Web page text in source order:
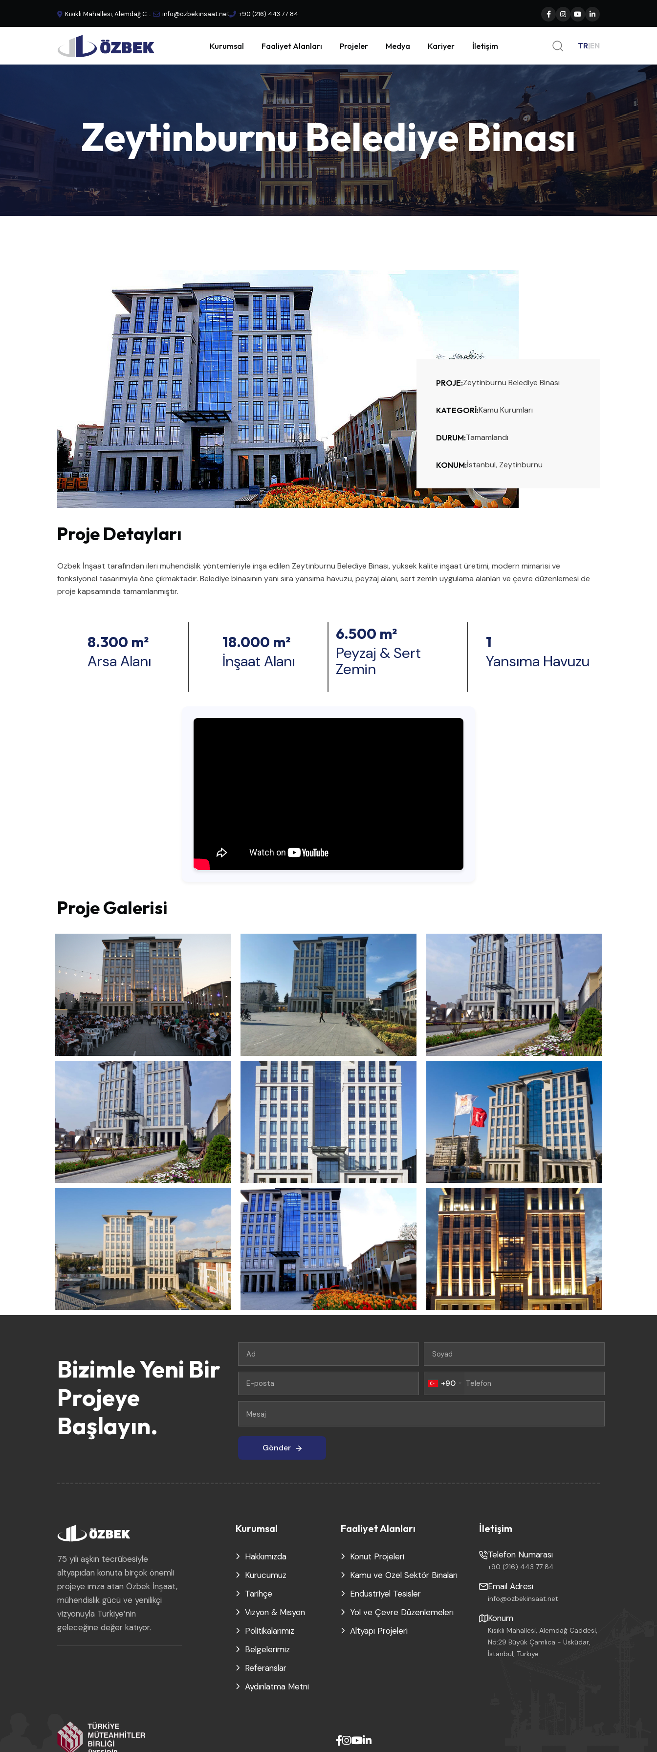
Kısıklı Mahallesi, Alemdağ Caddesi, No:29 Büyük Çamlıca - Üsküdar, İstanbul, Türkiye info@ozbekinsaat.net +90 (216) 443 77 84
Kurumsal Faaliyet Alanları Projeler Medya Kariyer İletişim TR|EN
ZeytinburnuBelediyeBinası
PROJE:Zeytinburnu Belediye Binası
KATEGORI:Kamu Kurumları
DURUM:Tamamlandı
KONUM:İstanbul, Zeytinburnu
Proje Detayları
Özbek İnşaat tarafından ileri mühendislik yöntemleriyle inşa edilen Zeytinburnu Belediye Binası, yüksek kalite inşaat üretimi, modern mimarisi ve
fonksiyonel tasarımıyla öne çıkmaktadır. Belediye binasının yanı sıra yansıma havuzu, peyzaj alanı, sert zemin uygulama alanları ve çevre düzenlemesi de
proje kapsamında tamamlanmıştır.
8.300 m²
Arsa Alanı
18.000 m²
İnşaat Alanı
6.500 m²
Peyzaj & Sert
Zemin
1
Yansıma Havuzu
Proje Galerisi
Bizimle Yeni Bir
Projeye
Başlayın.
+90
Gönder
75 yılı aşkın tecrübesiyle
altyapıdan konuta birçok önemli
projeye imza atan Özbek İnşaat,
mühendislik gücü ve yenilikçi
vizyonuyla Türkiye’nin
geleceğine değer katıyor.
Kurumsal
Hakkımızda
Kurucumuz
Tarihçe
Vizyon & Misyon
Politikalarımız
Belgelerimiz
Referanslar
Aydınlatma Metni
Faaliyet Alanları
Konut Projeleri
Kamu ve Özel Sektör Binaları
Endüstriyel Tesisler
Yol ve Çevre Düzenlemeleri
Altyapı Projeleri
İletişim
Telefon Numarası
+90 (216) 443 77 84
Email Adresi
info@ozbekinsaat.net
Konum
Kısıklı Mahallesi, Alemdağ Caddesi,
No:29 Büyük Çamlıca - Üsküdar,
İstanbul, Türkiye